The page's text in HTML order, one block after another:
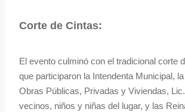
Corte de Cintas:
El evento culminó con el tradicional corte
que participaron la Intendenta Municipal,
Obras Públicas, Privadas y Viviendas,
vecinos, niños y niñas del lugar, y las